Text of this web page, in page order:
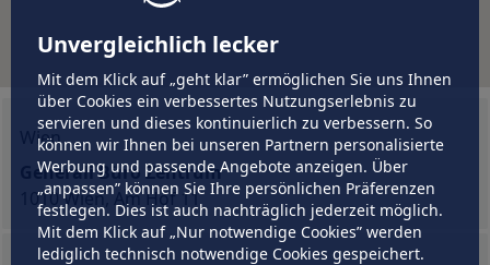
Unvergleichlich lecker
Mit dem Klick auf „geht klar” ermöglichen Sie uns Ihnen
über Cookies ein verbessertes Nutzungserlebnis zu
servieren und dieses kontinuierlich zu verbessern. So
können wir Ihnen bei unseren Partnern personalisierte
Werbung und passende Angebote anzeigen. Über
„anpassen” können Sie Ihre persönlichen Präferenzen
festlegen. Dies ist auch nachträglich jederzeit möglich.
Mit dem Klick auf „Nur notwendige Cookies” werden
lediglich technisch notwendige Cookies gespeichert.
Wien
Generali Büro Zentrum
1010 Wien, Am Hof 11